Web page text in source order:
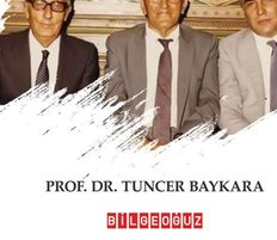
bu durum da silahlar tek
edilecektir?
Bayrağını muhafaza
hava sahamızın güvenliğini
Hadi müzakereci